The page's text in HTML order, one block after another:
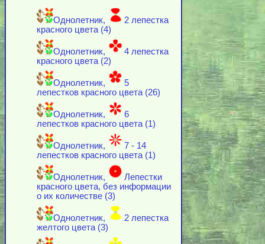
Однолетник,
2 лепестка
красного цвета (4)
Однолетник,
4 лепестка
красного цвета (2)
Однолетник,
5
лепестков красного цвета (26)
Однолетник,
6
лепестков красного цвета (1)
Однолетник,
7 - 14
лепестков красного цвета (1)
Однолетник,
Лепестки
красного цвета, без информации
о их количестве (3)
Однолетник,
2 лепестка
желтого цвета (3)